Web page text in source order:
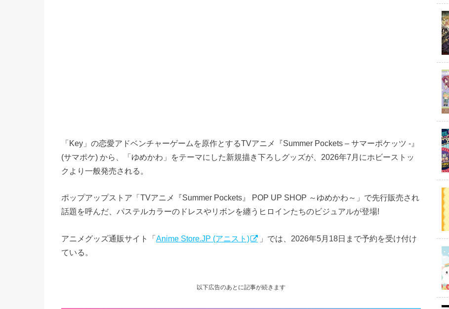
「Key」の恋愛アドベンチャーゲームを原作とするTVアニメ『Summer Pockets – サマーポケッツ -』
(サマポケ) から、「ゆめかわ」をテーマにした新規描き下ろしグッズが、2026年7月にホビーストッ
クより一般発売される。
ポップアップストア「TVアニメ『Summer Pockets』 POP UP SHOP ～ゆめかわ～」で先行販売され
話題を呼んだ、パステルカラーのドレスやリボンを纏うヒロインたちのビジュアルが登場!
アニメグッズ通販サイト「Anime Store.JP (アニスト)
」では、2026年5月18日まで予約を受け付け
ている。
以下広告のあとに記事が続きます